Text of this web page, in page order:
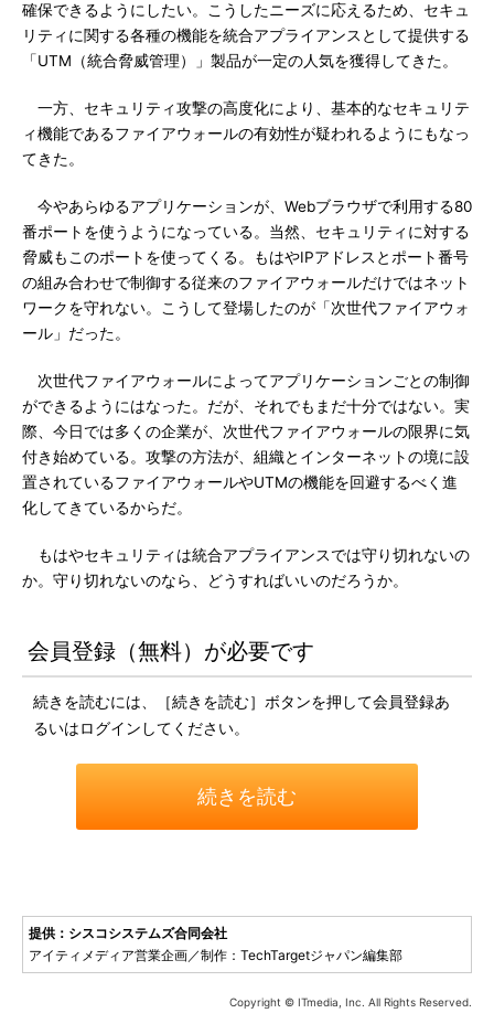
確保できるようにしたい。こうしたニーズに応えるため、セキュ
リティに関する各種の機能を統合アプライアンスとして提供する
「UTM（統合脅威管理）」製品が一定の人気を獲得してきた。
一方、セキュリティ攻撃の高度化により、基本的なセキュリテ
ィ機能であるファイアウォールの有効性が疑われるようにもなっ
てきた。
今やあらゆるアプリケーションが、Webブラウザで利用する80
番ポートを使うようになっている。当然、セキュリティに対する
脅威もこのポートを使ってくる。もはやIPアドレスとポート番号
の組み合わせで制御する従来のファイアウォールだけではネット
ワークを守れない。こうして登場したのが「次世代ファイアウォ
ール」だった。
次世代ファイアウォールによってアプリケーションごとの制御
ができるようにはなった。だが、それでもまだ十分ではない。実
際、今日では多くの企業が、次世代ファイアウォールの限界に気
付き始めている。攻撃の方法が、組織とインターネットの境に設
置されているファイアウォールやUTMの機能を回避するべく進
化してきているからだ。
もはやセキュリティは統合アプライアンスでは守り切れないの
か。守り切れないのなら、どうすればいいのだろうか。
会員登録（無料）が必要です
続きを読むには、［続きを読む］ボタンを押して会員登録あ
るいはログインしてください。
続きを読む
提供：シスコシステムズ合同会社
アイティメディア営業企画／制作：TechTargetジャパン編集部
Copyright © ITmedia, Inc. All Rights Reserved.